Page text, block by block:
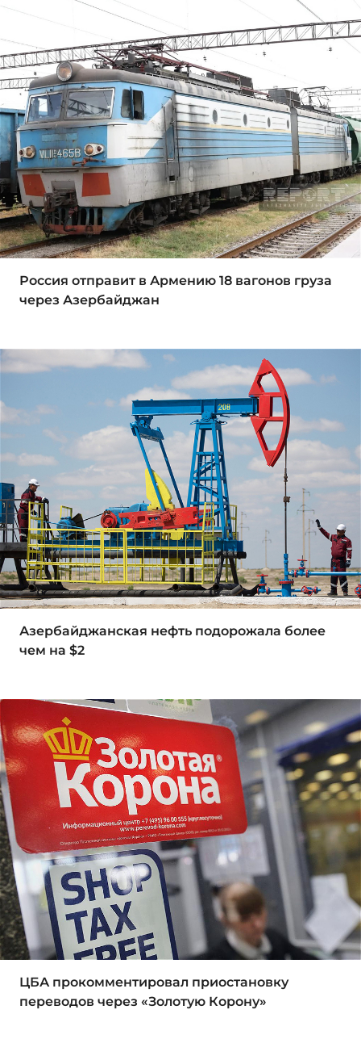
Россия отправит в Армению 18 вагонов груза
через Азербайджан
Азербайджанская нефть подорожала более
чем на $2
ЦБА прокомментировал приостановку
переводов через «Золотую Корону»